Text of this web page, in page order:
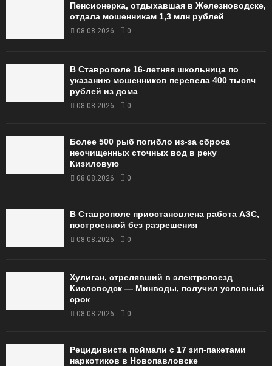
Пенсионерка, отдыхавшая в Железноводске,
отдала мошенникам 1,3 млн рублей
08.08.2026 0
В Ставрополе 16-летняя школьница по
указанию мошенников перевела 400 тысяч
рублей из дома
08.08.2026 0
Более 500 рыб погибло из-за сброса
неочищенных сточных вод в реку
Кизиловую
08.08.2026 0
В Ставрополе приостановлена работа АЗС,
построенной без разрешения
08.08.2026 0
Хулиган, стрелявший в электропоезд
Кисловодск — Минводы, получил условный
срок
08.08.2026 0
Рецидивиста поймали с 17 зип-пакетами
наркотиков в Новопавловске